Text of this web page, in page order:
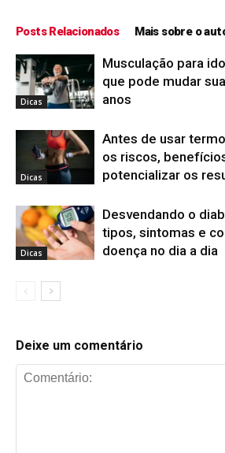
Posts Relacionados Mais sobre o
Dicas
Musculação para
que pode mudar
anos
Dicas
Antes de usar
os riscos,
potencializar os
Dicas
Desvendando o
tipos, sintomas e
doença no dia a dia
Deixe um comentário